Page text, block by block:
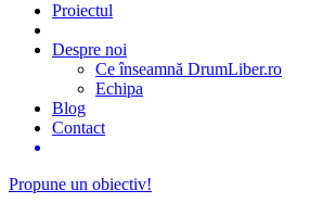
Proiectul
Despre noi
Ce înseamnă DrumLiber.ro
Echipa
Blog
Contact
Propune un obiectiv!